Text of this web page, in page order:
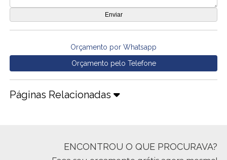
Orçamento por Whatsapp
Orçamento pelo Telefone
Páginas Relacionadas
ENCONTROU O QUE PROCURAVA?